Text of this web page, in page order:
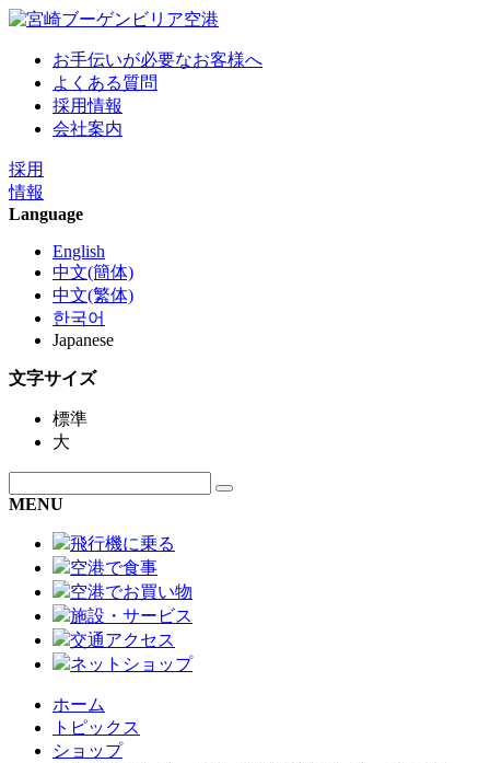
お手伝いが必要なお客様へ
よくある質問
採用情報
会社案内
採用
情報
Language
English
中文(簡体)
中文(繁体)
한국어
Japanese
文字サイズ
標準
大
MENU
飛行機に乗る
空港で食事
空港でお買い物
施設・サービス
交通アクセス
ネットショップ
ホーム
トピックス
ショップ